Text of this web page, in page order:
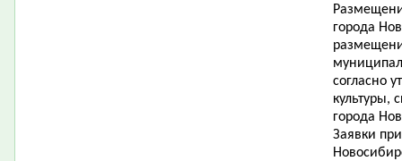
города
согласно
культуры,
города
Заявки